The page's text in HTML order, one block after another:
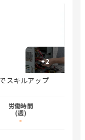
+2
スキルアップ
労働時間
(週)
-